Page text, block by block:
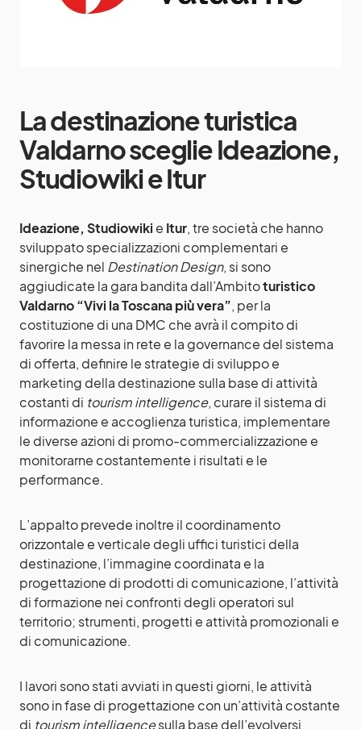
La destinazione turistica
Valdarno sceglie Ideazione,
Studiowiki e Itur
Ideazione, Studiowiki e Itur, tre società che hanno
sviluppato specializzazioni complementari e
sinergiche nel Destination Design, si sono
aggiudicate la gara bandita dall’Ambitoturistico
Valdarno “Vivi la Toscana più vera”, per la
costituzione di una DMC che avrà il compito di
favorire la messa in rete e la governance del sistema
di offerta, definire le strategie di sviluppo e
marketing della destinazione sulla base di attività
costanti di tourism intelligence, curare il sistema di
informazione e accoglienza turistica, implementare
le diverse azioni di promo-commercializzazione e
monitorarne costantemente i risultati e le
performance.
L’appalto prevede inoltre il coordinamento
orizzontale e verticale degli uffici turistici della
destinazione, l’immagine coordinata e la
progettazione di prodotti di comunicazione, l’attività
di formazione nei confronti degli operatori sul
territorio; strumenti, progetti e attività promozionali e
di comunicazione.
I lavori sono stati avviati in questi giorni, le attività
sono in fase di progettazione con un’attività costante
di tourism intelligencesulla base dell’evolversi